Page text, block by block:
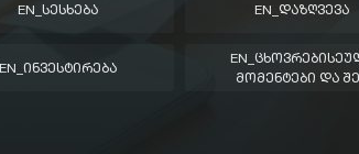
EN_ᲡᲔᲡᲮᲔᲑᲐ EN_ᲓᲐᲖᲦᲕᲔᲕᲐ
EN_ᲘᲜᲕᲔᲡᲢᲘᲠᲔᲑᲐ
ᲛᲝᲛᲔᲜᲢᲔᲑᲘ ᲓᲐ